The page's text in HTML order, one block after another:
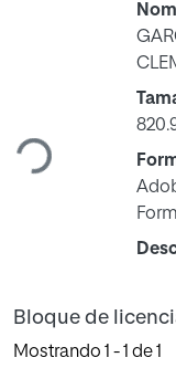
Cargando...
Bloque de
Mostrando 1 - 1 de 1